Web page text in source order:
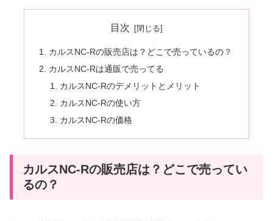
目次
カルスNC-Rの販売店は？どこで売っているの？
カルスNC-Rは通販で売ってる
カルスNC-Rのデメリットとメリット
カルスNC-Rの使い方
カルスNC-Rの価格
カルスNC-Rの販売店は？どこで売ってい
るの？